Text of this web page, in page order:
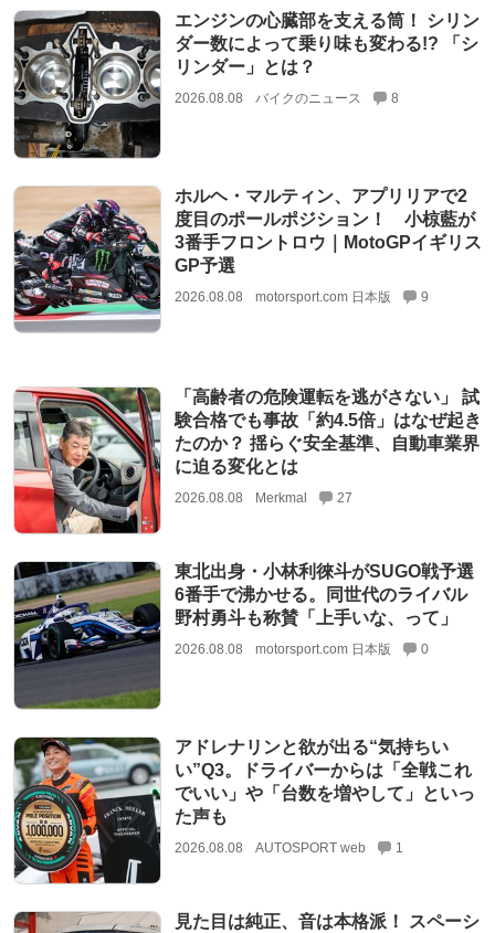
エンジンの心臓部を支える筒！ シリン
ダー数によって乗り味も変わる!? 「シ
リンダー」とは？
2026.08.08 バイクのニュース 8
ホルヘ・マルティン、アプリリアで2
度目のポールポジション！ 小椋藍が
3番手フロントロウ｜MotoGPイギリス
GP予選
2026.08.08 motorsport.com 日本版 9
「高齢者の危険運転を逃がさない」 試
験合格でも事故「約4.5倍」はなぜ起き
たのか？ 揺らぐ安全基準、自動車業界
に迫る変化とは
2026.08.08 Merkmal 27
東北出身・小林利徠斗がSUGO戦予選
6番手で沸かせる。同世代のライバル
野村勇斗も称賛「上手いな、って」
2026.08.08 motorsport.com 日本版 0
アドレナリンと欲が出る“気持ちい
い”Q3。ドライバーからは「全戦これ
でいい」や「台数を増やして」といっ
た声も
2026.08.08 AUTOSPORT web 1
見た目は純正、音は本格派！ スペーシ